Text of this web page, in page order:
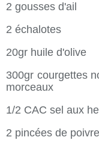
2 gousses d'ail
2 échalotes
20gr huile d'olive
300gr courgettes
morceaux
1/2 CAC sel aux
2 pincées de poivre